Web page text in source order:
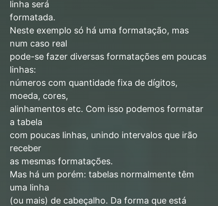
linha será
formatada.
Neste exemplo só há uma formatação, mas
num caso real
pode-se fazer diversas formatações em poucas
linhas:
números com quantidade fixa de dígitos,
moeda, cores,
alinhamentos etc. Com isso podemos formatar
a tabela
com poucas linhas, unindo intervalos que irão
receber
as mesmas formatações.
Mas há um porém: tabelas normalmente têm
uma linha
(ou mais) de cabeçalho. Da forma que está